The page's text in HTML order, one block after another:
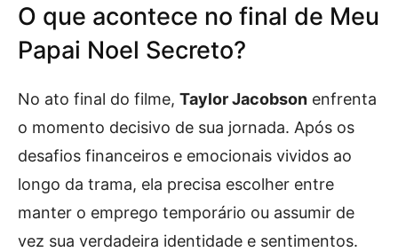
O que acontece no final de Meu
Papai Noel Secreto?
No ato final do filme, Taylor Jacobson enfrenta
o momento decisivo de sua jornada. Após os
desafios financeiros e emocionais vividos ao
longo da trama, ela precisa escolher entre
manter o emprego temporário ou assumir de
vez sua verdadeira identidade e sentimentos.